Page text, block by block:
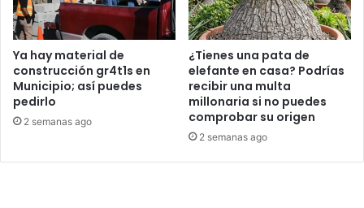
Ya hay material de
construcción gr4t1s en
Municipio; así puedes
pedirlo
2 semanas ago
¿Tienes una pata de
elefante en casa? Podrías
recibir una multa
millonaria si no puedes
comprobar su origen
2 semanas ago